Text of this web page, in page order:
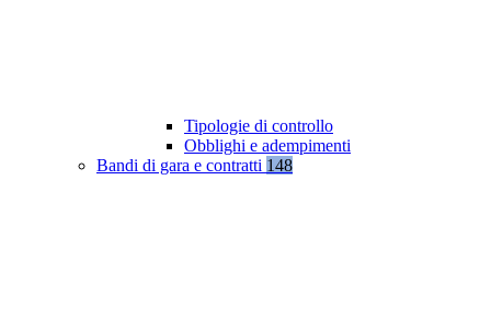
Tipologie di controllo
Obblighi e adempimenti
Bandi di gara e contratti 148